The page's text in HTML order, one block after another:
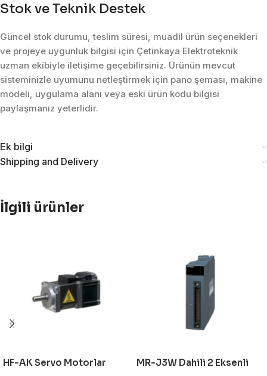
Stok ve Teknik Destek
Güncel stok durumu, teslim süresi, muadil ürün seçenekleri
ve projeye uygunluk bilgisi için Çetinkaya Elektroteknik
uzman ekibiyle iletişime geçebilirsiniz. Ürünün mevcut
sisteminizle uyumunu netleştirmek için pano şeması, makine
modeli, uygulama alanı veya eski ürün kodu bilgisi
paylaşmanız yeterlidir.
Ek bilgi
Shipping and Delivery
İlgili ürünler
HF-AK Servo Motorlar MR-J3W Dahili 2 Eksenli